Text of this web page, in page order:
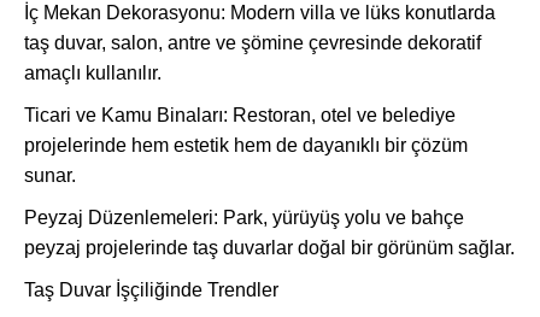
İç Mekan Dekorasyonu: Modern villa ve lüks konutlarda
taş duvar, salon, antre ve şömine çevresinde dekoratif
amaçlı kullanılır.
Ticari ve Kamu Binaları: Restoran, otel ve belediye
projelerinde hem estetik hem de dayanıklı bir çözüm
sunar.
Peyzaj Düzenlemeleri: Park, yürüyüş yolu ve bahçe
peyzaj projelerinde taş duvarlar doğal bir görünüm sağlar.
Taş Duvar İşçiliğinde Trendler